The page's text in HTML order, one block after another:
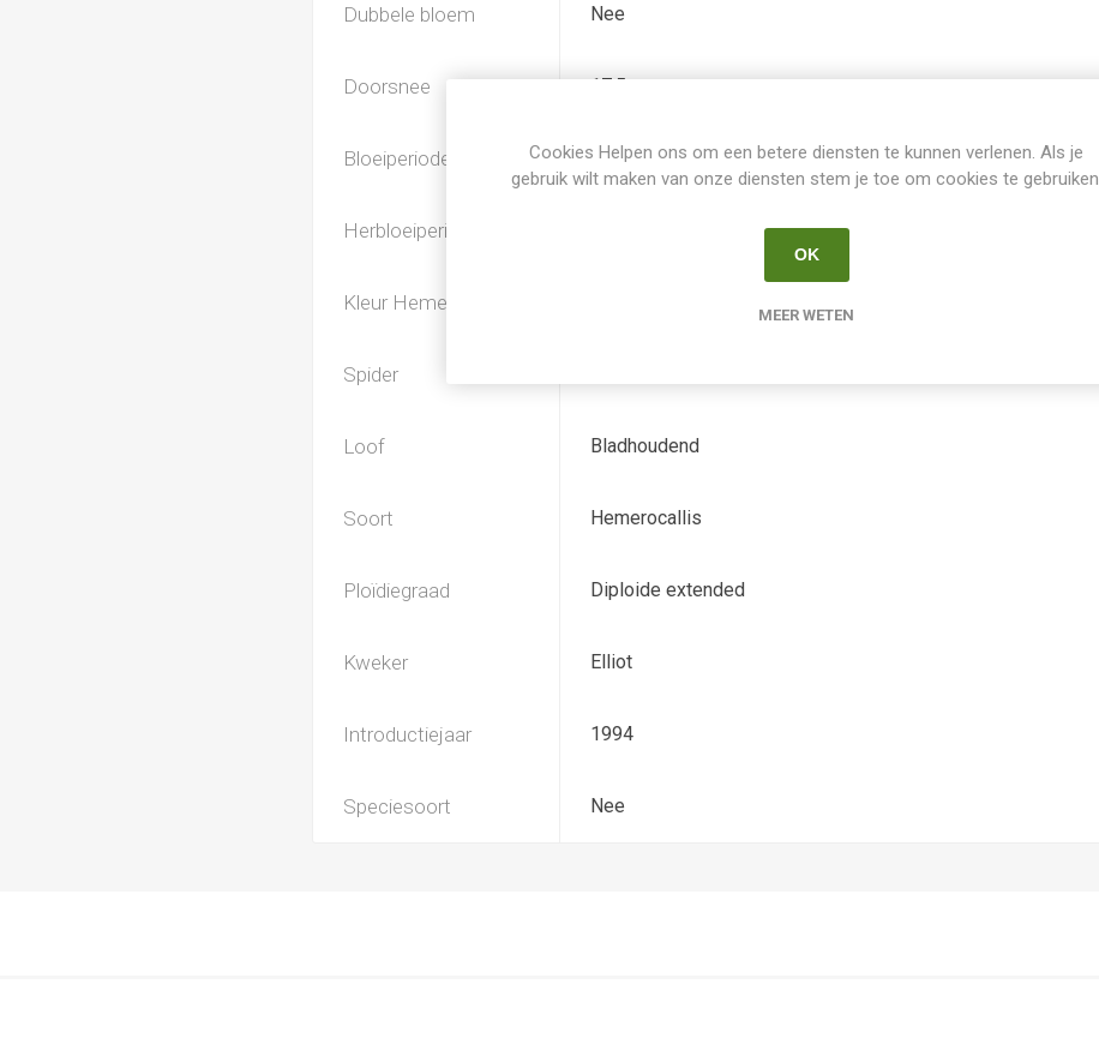
Dubbele bloem Nee
Doorsnee 17.5
Bloeiperiode Juli
Herbloeiperiode
Kleur Hemerocallis
Spider
Loof Bladhoudend
Soort Hemerocallis
Ploïdiegraad Diploide extended
Kweker Elliot
Introductiejaar 1994
Speciesoort Nee
Cookies Helpen ons om een betere diensten te kunnen verlenen. Als je
gebruik wilt maken van onze diensten stem je toe om cookies te gebruiken.
OK
MEER WETEN